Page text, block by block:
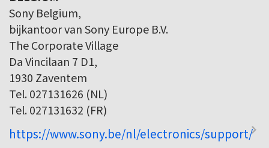
Sony Belgium,
bijkantoor van Sony Europe B.V.
The Corporate Village
Da Vincilaan 7 D1,
1930 Zaventem
Tel. 027131626 (NL)
Tel. 027131632 (FR)
https://www.sony.be/nl/electronics/support/